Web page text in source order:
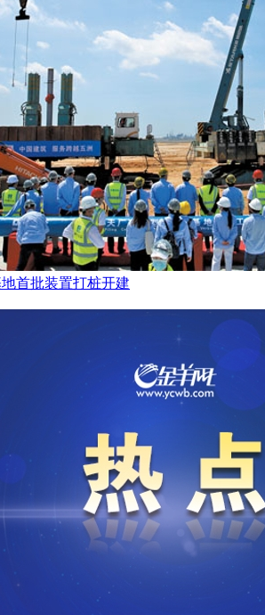
首批装置打桩开建